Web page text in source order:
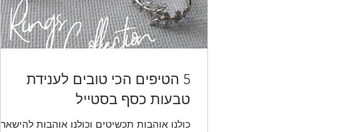
5 הטיפים הכי טובים לענידת
טבעות כסף בסטייל
כולנו אוהבות תכשיטים וכולנו אוהבות להישאר